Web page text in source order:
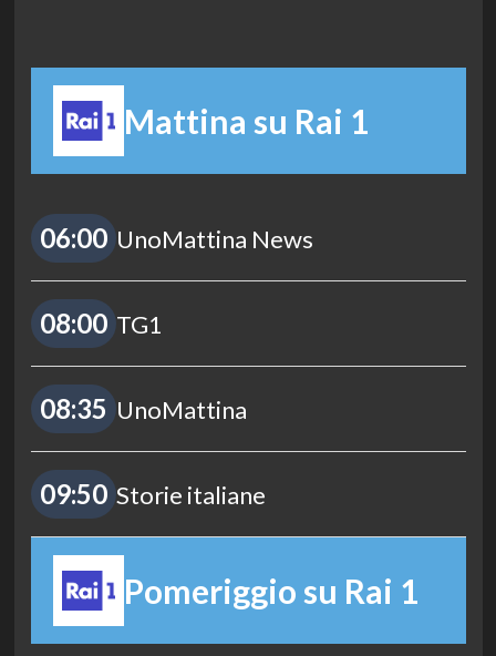
Mattina su Rai 1
06:00 UnoMattina News
08:00 TG1
08:35 UnoMattina
09:50 Storie italiane
Pomeriggio su Rai 1